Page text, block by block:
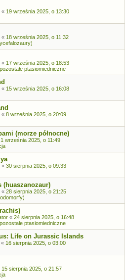
« 19 września 2025, o 13:30
« 18 września 2025, o 11:32
« 17 września 2025, o 18:53
ptasiomiedniczne
« 15 września 2025, o 16:08
« 8 września 2025, o 20:09
(morze północne)
1 września 2025, o 11:49
« 30 sierpnia 2025, o 09:33
(huaszanozaur)
« 28 sierpnia 2025, o 21:25
« 24 sierpnia 2025, o 16:48
ptasiomiedniczne
Life on Jurassic Islands
« 16 sierpnia 2025, o 03:00
15 sierpnia 2025, o 21:57